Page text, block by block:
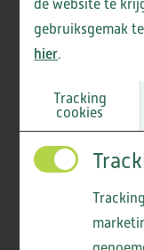
de website te
gebruiksgemak
hier.
Tracking
cookies
14:00 - 15:00
15:00 - 16:00
*Geschikt voor
Lees meer